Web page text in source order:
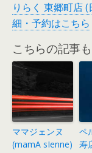
りらく 東郷町店
細・予約はこちら
こちらの記事
ママジェンヌ
(mamA sIenne)
ペ
寿